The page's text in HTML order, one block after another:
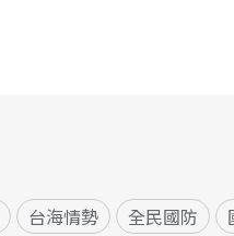
台海情勢 全民國防